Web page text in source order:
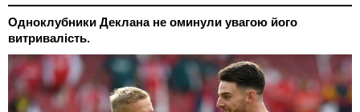
Одноклубники Деклана не оминули увагою його
витривалість.